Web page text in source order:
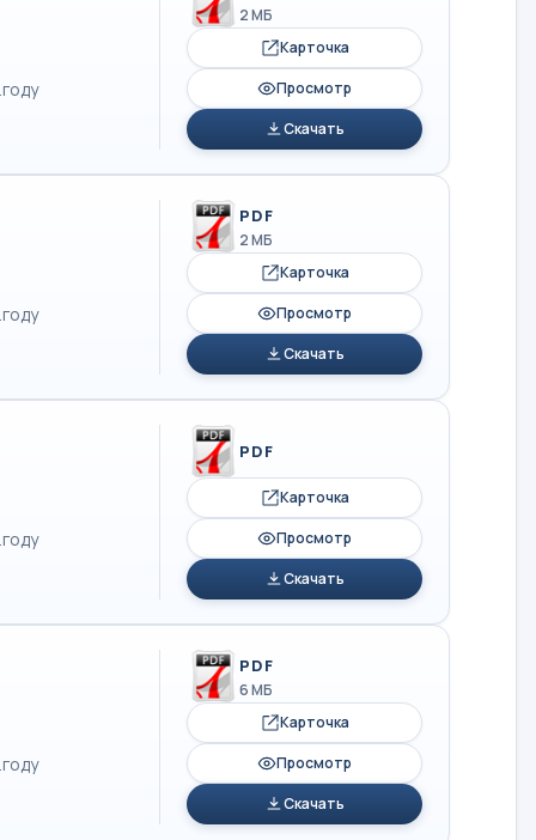
2 МБ
Карточка
Просмотр
Скачать
PDF
2 МБ
Карточка
Просмотр
Скачать
PDF
Карточка
Просмотр
Скачать
PDF
6 МБ
Карточка
Просмотр
Скачать